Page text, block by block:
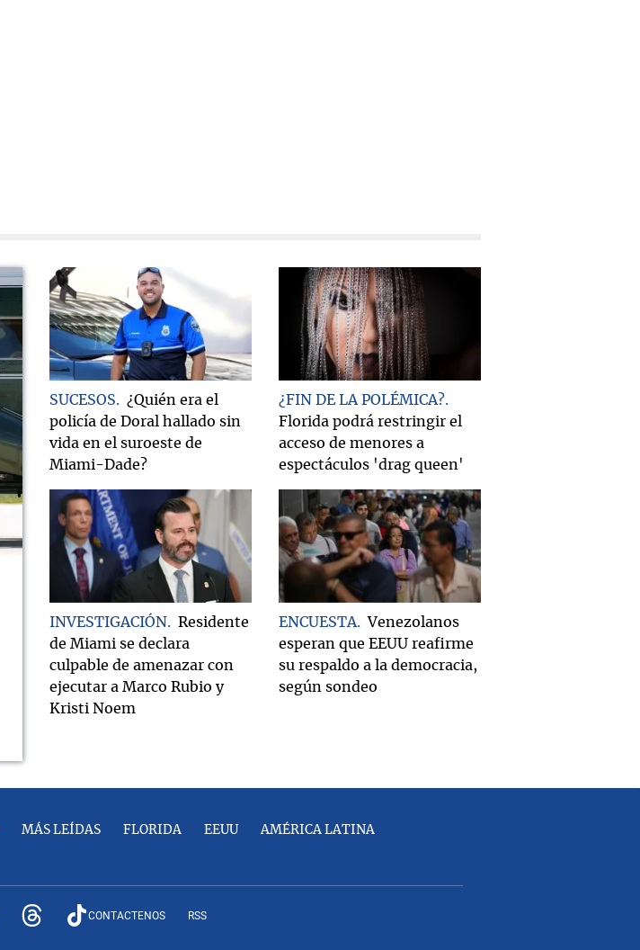
SUCESOS
¿Quién era el
policía de Doral hallado sin
vida en el suroeste de
Miami-Dade?
¿FIN DE LA POLÉMICA?
Florida podrá restringir el
acceso de menores a
espectáculos 'drag queen'
INVESTIGACIÓN
Residente
de Miami se declara
culpable de amenazar con
ejecutar a Marco Rubio y
Kristi Noem
ENCUESTA
Venezolanos
esperan que EEUU reafirme
su respaldo a la democracia,
según sondeo
MÁS LEÍDAS FLORIDA EEUU AMÉRICA LATINA
CONTACTENOS RSS